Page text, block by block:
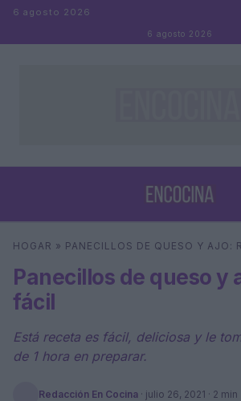
Saltar al contenido
6 agosto 2026
6 agosto 2026
Buscar
HOGAR » PANECILLOS DE QUESO Y AJO:
Panecillos de queso y
fácil
Está receta es fácil, deliciosa y le
de 1 hora en preparar.
Redacción En Cocina · julio 26, 2021 · 2 min